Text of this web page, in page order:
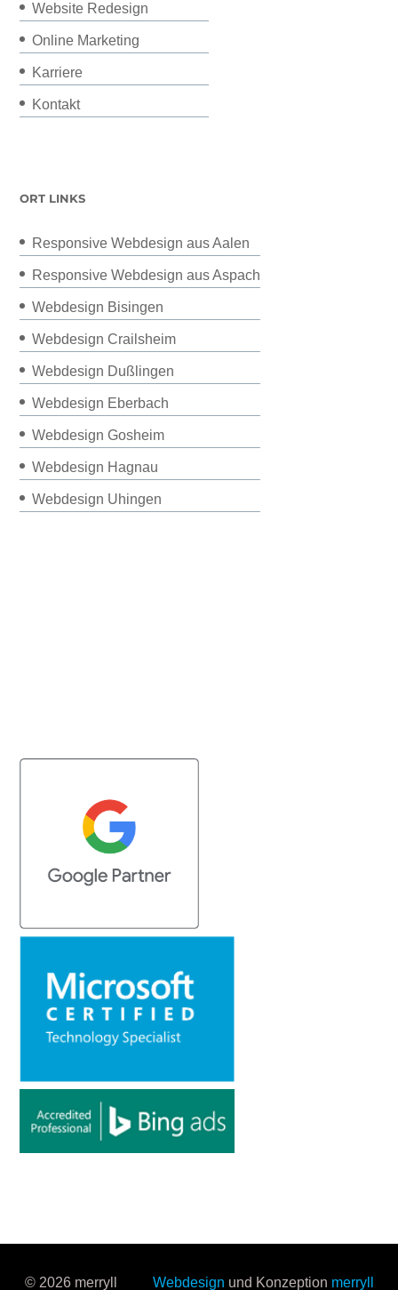
Website Redesign
Online Marketing
Karriere
Kontakt
ORT LINKS
Responsive Webdesign aus Aalen
Responsive Webdesign aus Aspach
Webdesign Bisingen
Webdesign Crailsheim
Webdesign Dußlingen
Webdesign Eberbach
Webdesign Gosheim
Webdesign Hagnau
Webdesign Uhingen
© 2026 merryll Webdesign und Konzeption merryll